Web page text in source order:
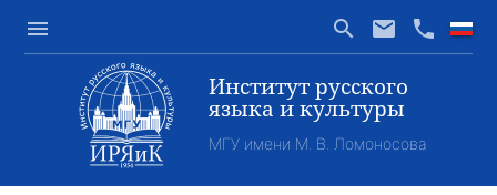
phone
email
search
menu
Институт русского
языка и культуры
МГУ имени М. В. Ломоносова